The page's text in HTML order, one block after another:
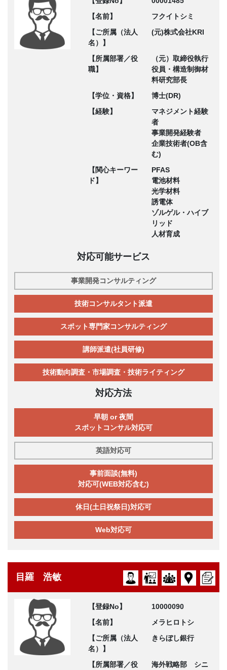
【名前】
フクイトシミ
【ご所属（法人
名）】
(元)株式会社KRI
【所属部署／役
職】
（元）取締役執行
役員・構造制御材
料研究部長
【学位・資格】
博士(DR)
【経験】
マネジメント経験
者
事業開発経験者
企業技術者(OB含
む)
【関心キーワー
ド】
PFAS
電池材料
光学材料
誘電体
ゾルゲル・ハイブ
リッド
人材育成
対応可能サービス
事業開発コンサルティング
技術コンサルタント派遣
スポット専門家コンサルティング
講師派遣(社員研修)
技術動向調査・市場調査・技術ライティング
対応方法
早朝 or 夜間
スポットコンサル対応可
英語対応可
事前面談(無料)
対応可(WEB対応含む)
休日(土日祝祭日)対応可
Web対応可
目羅 浩敏
【登録No】
10000090
【名前】
メラヒロトシ
【ご所属（法人
名）】
きらぼし銀行
【所属部署／役
海外戦略部 シニ